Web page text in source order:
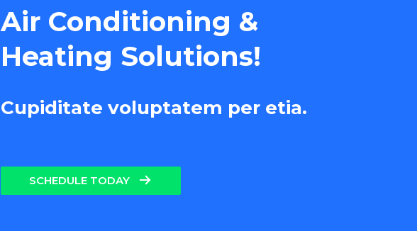
Air Conditioning &
Heating Solutions!
Cupiditate voluptatem per etia.
SCHEDULE TODAY